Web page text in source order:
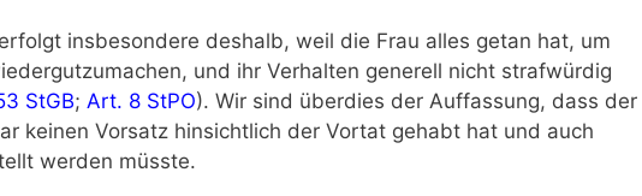
insbesondere deshalb, weil die Frau alles getan hat, um
und ihr Verhalten generell nicht strafwürdig
StGB; Art. 8 StPO). Wir sind überdies der Auffassung, dass der
keinen Vorsatz hinsichtlich der Vortat gehabt hat und auch
werden müsste.